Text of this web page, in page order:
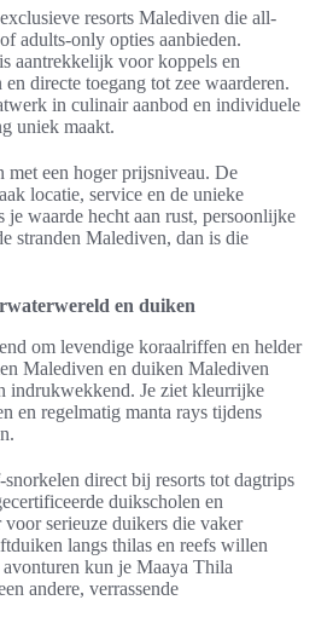
resorts Malediven die all-
adults-only opties aanbieden.
aantrekkelijk voor koppels en
directe toegang tot zee waarderen.
in culinair aanbod en individuele
uniek maakt.
met een hoger prijsniveau. De
locatie, service en de unieke
waarde hecht aan rust, persoonlijke
stranden Malediven, dan is die
en duiken
om levendige koraalriffen en helder
Malediven en duiken Malediven
indrukwekkend. Je ziet kleurrijke
en regelmatig manta rays tijdens
direct bij resorts tot dagtrips
duikscholen en
serieuze duikers die vaker
langs thilas en reefs willen
kun je Maaya Thila
andere, verrassende